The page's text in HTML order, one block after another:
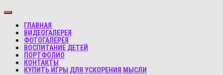
ГЛАВНАЯ
ВИДЕОГАЛЕРЕЯ
ФОТОГАЛЕРЕЯ
ВОСПИТАНИЕ ДЕТЕЙ
ПОРТФОЛИО
КОНТАКТЫ
КУПИТЬ ИГРЫ ДЛЯ УСКОРЕНИЯ МЫСЛИ